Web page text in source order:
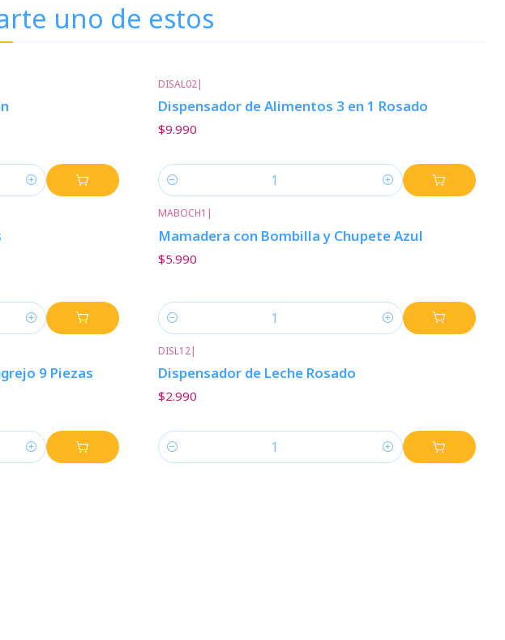
uno de estos
DISAL02|
Dispensador de Alimentos 3 en 1 Rosado
$9.990
Cantidad
MABOCH1 |
Mamadera con Bombilla y Chupete Azul
$5.990
Cantidad
9 Piezas
DISL12|
Dispensador de Leche Rosado
$2.990
Cantidad